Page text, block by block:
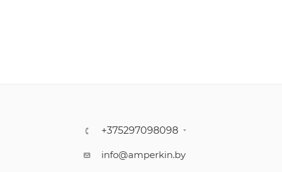
+375297098098
info@amperkin.by